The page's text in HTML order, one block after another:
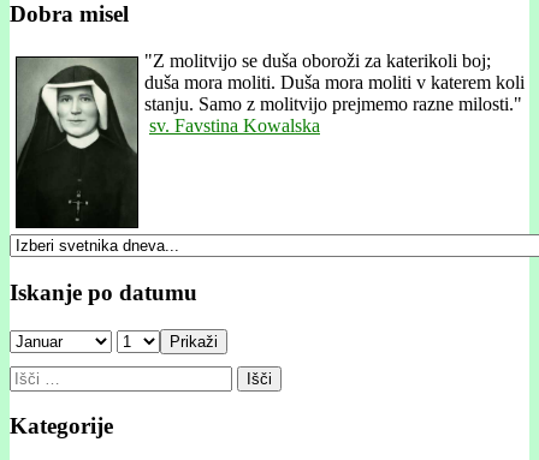
Dobra misel
"Z molitvijo se duša oboroži za katerikoli boj;
duša mora moliti. Duša mora moliti v katerem koli
stanju. Samo z molitvijo prejmemo razne milosti."
sv. Favstina Kowalska
Iskanje po datumu
Prikaži
Išči:
Kategorije